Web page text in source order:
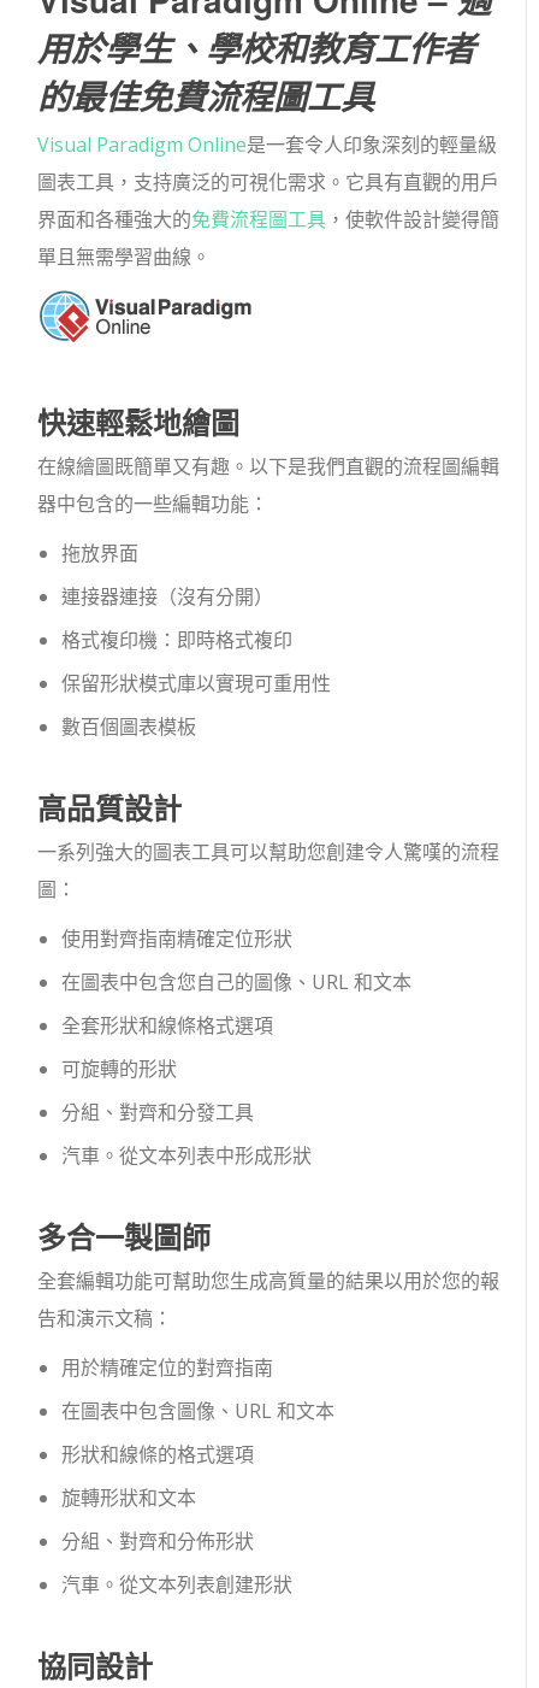
用於學生、學校和教育工作者
的最佳免費流程圖工具
Visual Paradigm Online是一套令人印象深刻的輕量級
圖表工具，支持廣泛的可視化需求。它具有直觀的用戶
界面和各種強大的免費流程圖工具 ，使軟件設計變得簡
單且無需學習曲線。
快速輕鬆地繪圖
在線繪圖既簡單又有趣。以下是我們直觀的流程圖編輯
器中包含的一些編輯功能：
拖放界面
連接器連接（沒有分開）
格式複印機：即時格式複印
保留形狀模式庫以實現可重用性
數百個圖表模板
高品質設計
一系列強大的圖表工具可以幫助您創建令人驚嘆的流程
圖：
使用對齊指南精確定位形狀
在圖表中包含您自己的圖像、URL 和文本
全套形狀和線條格式選項
可旋轉的形狀
分組、對齊和分發工具
汽車。從文本列表中形成形狀
多合一製圖師
全套編輯功能可幫助您生成高質量的結果以用於您的報
告和演示文稿：
用於精確定位的對齊指南
在圖表中包含圖像、URL 和文本
形狀和線條的格式選項
旋轉形狀和文本
分組、對齊和分佈形狀
汽車。從文本列表創建形狀
協同設計